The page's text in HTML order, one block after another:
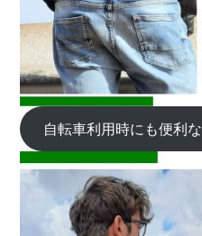
自転車利用時にも便利